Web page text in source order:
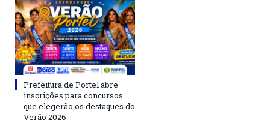
Prefeitura de Portel abre
inscrições para concursos
que elegerão os destaques do
Verão 2026